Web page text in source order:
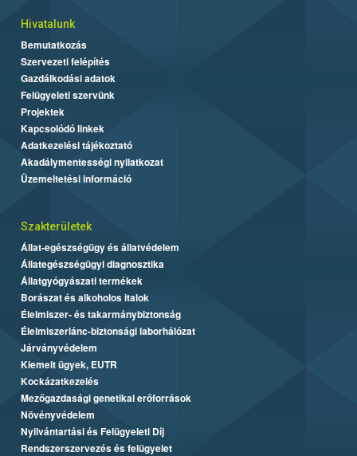
Hivatalunk
Bemutatkozás
Szervezeti felépítés
Gazdálkodási adatok
Felügyeleti szervünk
Projektek
Kapcsolódó linkek
Adatkezelési tájékoztató
Akadálymentességi nyilatkozat
Üzemeltetési információ
Szakterületek
Állat-egészségügy és állatvédelem
Állategészségügyi diagnosztika
Állatgyógyászati termékek
Borászat és alkoholos italok
Élelmiszer- és takarmánybiztonság
Élelmiszerlánc-biztonsági laborhálózat
Járványvédelem
Kiemelt ügyek, EUTR
Kockázatkezelés
Mezőgazdasági genetikai erőforrások
Növényvédelem
Nyilvántartási és Felügyeleti Díj
Rendszerszervezés és felügyelet